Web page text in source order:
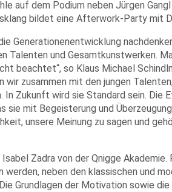
auf dem Podium neben Jürgen
bildet eine Afterwork-Party mit
Generationenentwicklung
und Gesamtkunstwerken.
beachtet“, so Klaus Michael
zusammen mit den jungen
Zukunft wird sie Standard sein. Die
sie mit Begeisterung und
unsere Meinung zu sagen und
Zadra von der Qnigge
neben den klassischen und
Grundlagen der Motivation sowie